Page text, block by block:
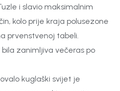
i slavio maksimalnim
kolo prije kraja polusezone
prvenstvenoj tabeli.
zanimljiva večeras po
kuglaški svijet je